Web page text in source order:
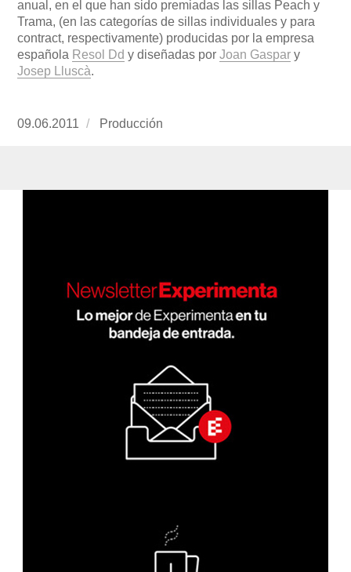
anual, en el que han sido premiadas las sillas Peach y
Trama, (en las categorías de sillas individuales y para
contract, respectivamente) producidas por la empresa
española Resol Dd y diseñadas porJoan Gaspar y
Josep Lluscà.
Publicado
09.06.2011 https://www.experimenta.es/author/
Producción